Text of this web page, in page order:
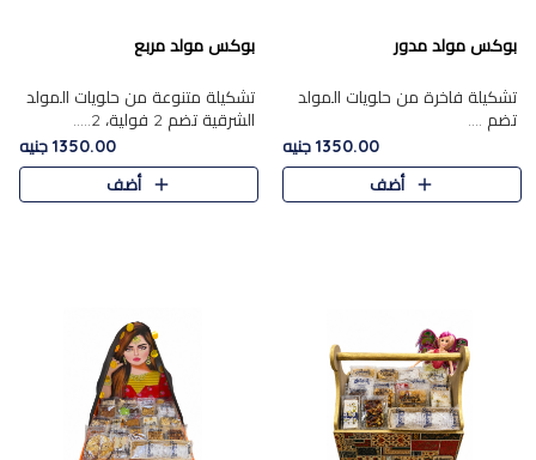
بوكس مولد مدور
تشكيلة فاخرة من حلويات المولد
تضم ....
1350.00 جنيه
أضف
بوكس مولد مربع
تشكيلة متنوعة من حلويات المولد
الشرقية تضم 2 فولية، 2.....
1350.00 جنيه
أضف